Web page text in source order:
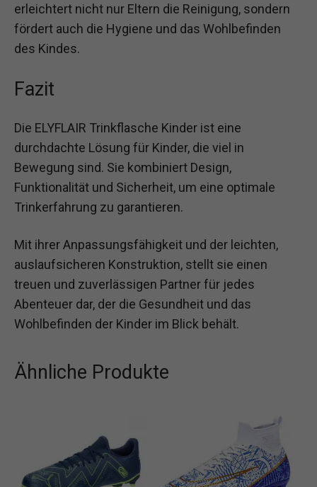
erleichtert nicht nur Eltern die Reinigung, sondern
fördert auch die Hygiene und das Wohlbefinden
des Kindes.
Fazit
Die ELYFLAIR Trinkflasche Kinder ist eine
durchdachte Lösung für Kinder, die viel in
Bewegung sind. Sie kombiniert Design,
Funktionalität und Sicherheit, um eine optimale
Trinkerfahrung zu garantieren.
Mit ihrer Anpassungsfähigkeit und der leichten,
auslaufsicheren Konstruktion, stellt sie einen
treuen und zuverlässigen Partner für jedes
Abenteuer dar, der die Gesundheit und das
Wohlbefinden der Kinder im Blick behält.
Ähnliche Produkte